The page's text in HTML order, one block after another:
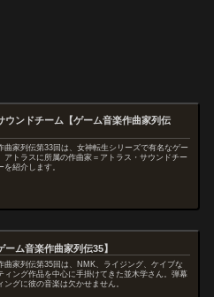
ウンドチーム【ゲーム音楽作曲家列伝
曲家列伝第33回は、女神転生シリーズで有名なゲー
アトラスに所属の作曲家＝アトラス・サウンドチー
を紹介します。
ーム音楽作曲家列伝35】
曲家列伝第35回は、NMK、ライジング、ケイブな
ィング作品を中心に手掛けてきた並木学さん。弾幕
ングに彼の音楽は欠かせません。